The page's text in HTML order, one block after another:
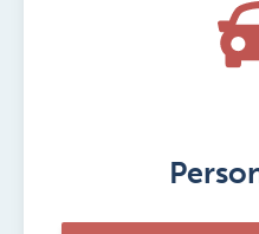
zakelijke
2023-03